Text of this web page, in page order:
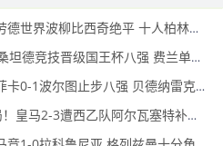
2026年01月16日 德甲-克劳德世界波柳比西奇绝平 十人柏林联合1-1奥格斯堡
2026年01月16日 巴萨2-0桑坦德竞技晋级国王杯八强 费兰单刀球破门亚马尔建功
2026年01月15日 葡杯-本菲卡0-1波尔图止步八强 贝德纳雷克制胜帕夫利季斯失良机
2026年01月15日 爆冷出局！皇马2-3遭西乙队阿尔瓦塞特补时绝杀 无缘国王杯8强